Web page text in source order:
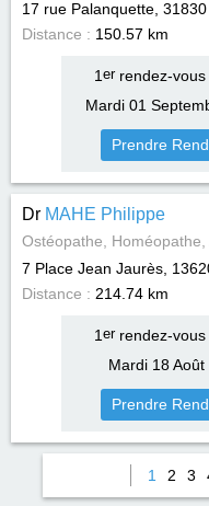
17 rue Palanquette, 31830
Distance : 150.57 km
1 errendez-vous
Mardi 01
Prendre
Dr MAHE Philippe
Ostéopathe,
7 Place Jean Jaurès,
Distance : 214.74 km
1 errendez-vous
Mardi 18 Août
Prendre
1 2 3